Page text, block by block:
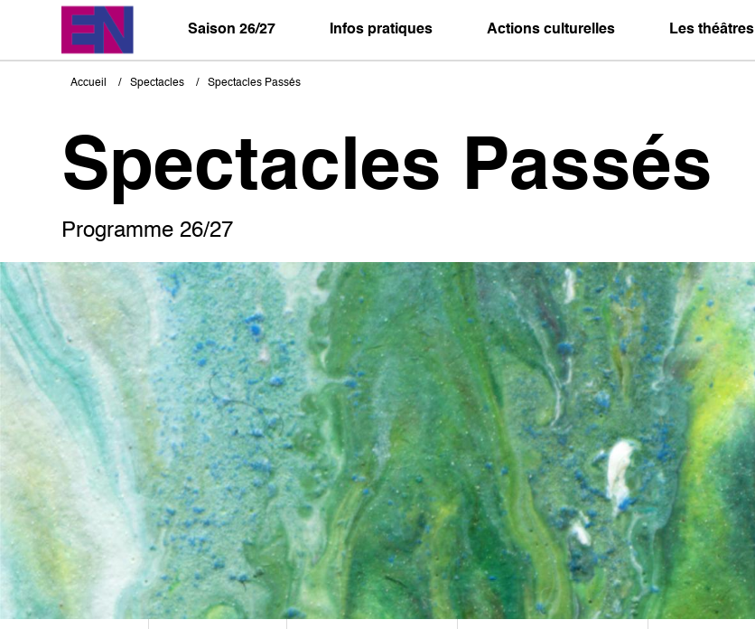
Saison 26/27 Infos pratiques Actions culturelles Les théâtres
Fil
Accueil Spectacles Spectacles Passés
Spectacles Passés
Programme 26/27